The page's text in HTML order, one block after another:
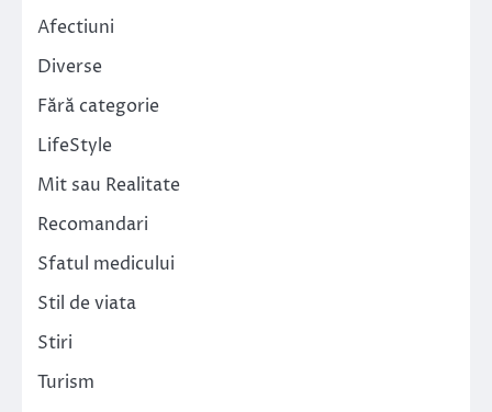
Afectiuni
Diverse
Fără categorie
LifeStyle
Mit sau Realitate
Recomandari
Sfatul medicului
Stil de viata
Stiri
Turism